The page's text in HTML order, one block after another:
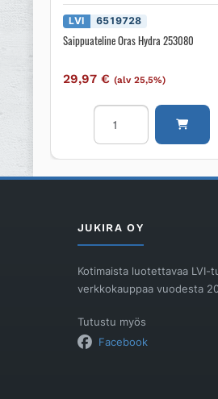
LVI 6519728
Saippuateline Oras Hydra 253080
29,97€ (alv 25,5%)
Saippuateline
Oras
Hydra
määrä
JUKIRA OY
Kotimaista luotettavaa LVI-
verkkokauppaa vuodesta
Tutustu myös
Facebook